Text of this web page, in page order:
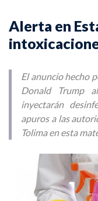
Alerta en
El anuncio hecho
Donald Trump
inyectarán
apuros a las
Tolima en esta